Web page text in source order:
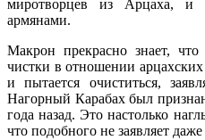
миротворцев из Арцаха, и
армянами.
Макрон прекрасно знает,
чистки в отношении
и пытается очиститься,
Нагорный Карабах был
года назад. Это настолько
что подобного не заявляет